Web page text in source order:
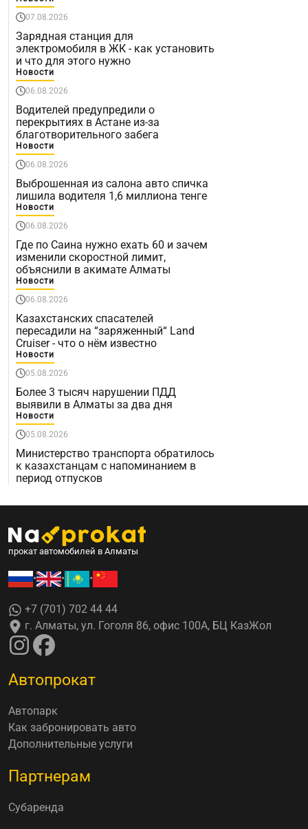
07.08.2026
Зарядная станция для
электромобиля в ЖК - как установить
и что для этого нужно
Новости
06.08.2026
Водителей предупредили о
перекрытиях в Астане из-за
благотворительного забега
Новости
06.08.2026
Выброшенная из салона авто спичка
лишила водителя 1,6 миллиона тенге
Новости
06.08.2026
Где по Саина нужно ехать 60 и зачем
изменили скоростной лимит,
объяснили в акимате Алматы
Новости
06.08.2026
Казахстанских спасателей
пересадили на “заряженный“ Land
Cruiser - что о нём известно
Новости
05.08.2026
Более 3 тысяч нарушении ПДД
выявили в Алматы за два дня
Новости
05.08.2026
Министерство транспорта обратилось
к казахстанцам с напоминанием в
период отпусков
прокат автомобилей в Алматы
• • •
+7 (701) 702 44 44
г. Алматы, ул. Гоголя 86, офис 100А, БЦ КазЖол
Автопрокат
Автопарк
Как забронировать авто
Дополнительные услуги
Партнерам
Субаренда